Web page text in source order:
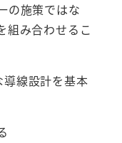
の施策ではな
組み合わせるこ
線設計を基本